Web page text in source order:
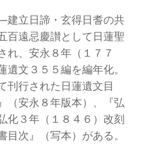
立日諦・玄得日耆の共
百遠忌慶讃として日蓮聖
れ、安永８年（１７７
遺文３５５編を編年化。
刊行された日蓮遺文目
（安永８年版本）、『弘
化３年（１８４６）改刻
次』（写本）がある。